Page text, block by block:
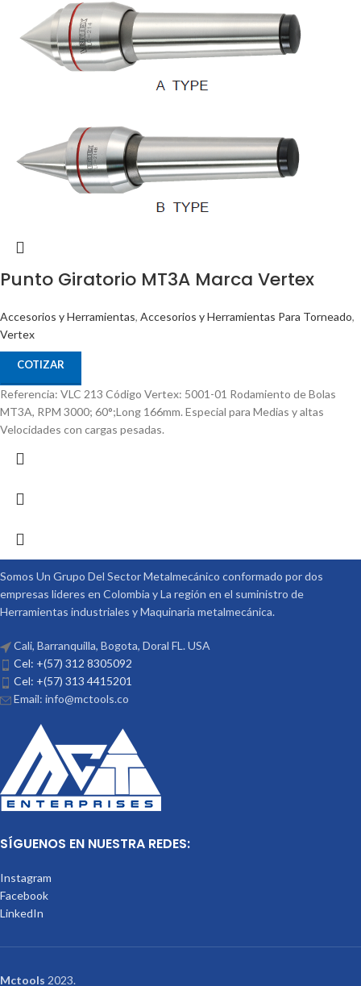
Punto Giratorio MT3A Marca Vertex
Accesorios y Herramientas, Accesorios y Herramientas Para Torneado,
Vertex
COTIZAR
Referencia: VLC 213 Código Vertex: 5001-01 Rodamiento de Bolas
MT3A, RPM 3000; 60°;Long 166mm. Especial para Medias y altas
Velocidades con cargas pesadas.
Somos Un Grupo Del Sector Metalmecánico conformado por dos
empresas lideres en Colombia y La región en el suministro de
Herramientas industriales y Maquinaria metalmecánica.
Cali, Barranquilla, Bogota, Doral FL. USA
Cel: +(57) 312 8305092
Cel: +(57) 313 4415201
Email: info@mctools.co
SÍGUENOS EN NUESTRA REDES:
Instagram
Facebook
LinkedIn
Mctools 2023.